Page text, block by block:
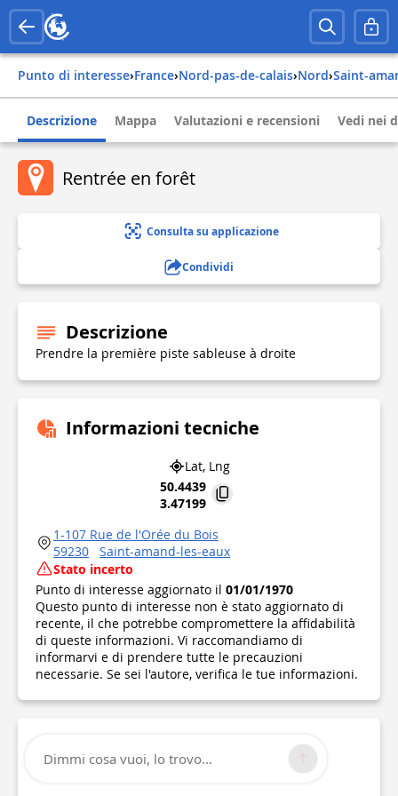
Punto di interesse› france› nord-pas-de-calais› nord› saint-
Descrizione Mappa Valutazioni e recensioni Vedi nei
Rentrée en forêt
Consulta su applicazione
Condividi
Descrizione
Prendre la première piste sableuse à droite
Informazioni tecniche
Lat, Lng
50.4439
3.47199
1-107 Rue de l'Orée du Bois
59230
Saint-amand-les-eaux
Stato incerto
Punto di interesse aggiornato il 01/01/1970
Questo punto di interesse non è stato aggiornato di
recente, il che potrebbe compromettere la affidabilità
di queste informazioni. Vi raccomandiamo di
informarvi e di prendere tutte le precauzioni
necessarie. Se sei l'autore, verifica le tue informazioni.
Dimmi cosa vuoi, lo trovo...